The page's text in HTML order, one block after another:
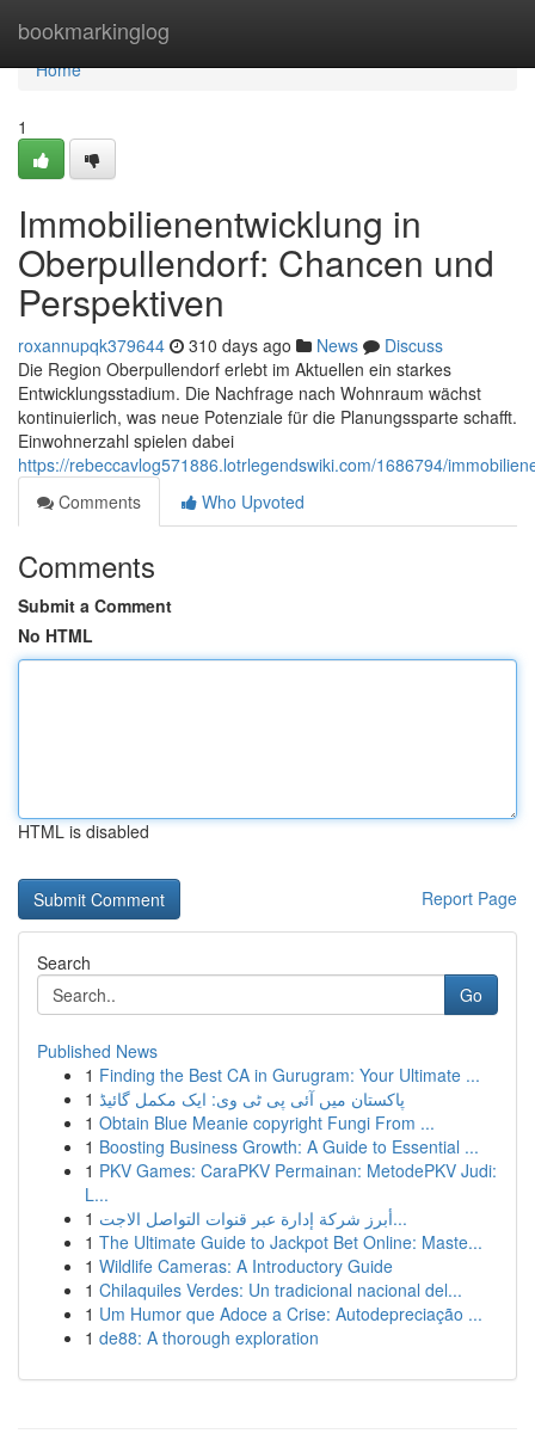
bookmarkinglog
Home
Home
1
Immobilienentwicklung in
Oberpullendorf: Chancen und
Perspektiven
roxannupqk379644 310 days ago News
Discuss
Die Region Oberpullendorf erlebt im Aktuellen ein starkes
Entwicklungsstadium. Die Nachfrage nach Wohnraum wächst
kontinuierlich, was neue Potenziale für die Planungssparte schafft.
Einwohnerzahl spielen dabei
https://rebeccavlog571886.lotrlegendswiki.com/1686794/
Comments
Who Upvoted
Comments
Submit a Comment
No HTML
HTML is disabled
Report Page
Search
Go
Published News
1 Finding the Best CA in Gurugram: Your Ultimate ...
1 پاکستان میں آئی پی ٹی وی: ایک مکمل گائیڈ
1 Obtain Blue Meanie copyright Fungi From ...
1 Boosting Business Growth: A Guide to Essential ...
1 PKV Games: CaraPKV Permainan: MetodePKV Judi:
L...
1
أبرز شركة إدارة عبر قنوات التواصل الاجت...
1 The Ultimate Guide to Jackpot Bet Online: Maste...
1 Wildlife Cameras: A Introductory Guide
1 Chilaquiles Verdes: Un tradicional nacional del...
1 Um Humor que Adoce a Crise: Autodepreciação ...
1 de88: A thorough exploration